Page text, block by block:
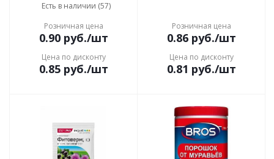
Есть в наличии (57)
Розничная цена
0.90руб./шт
Цена по дисконту
0.85руб./шт
Розничная цена
0.86руб./шт
Цена по дисконту
0.81 руб./шт